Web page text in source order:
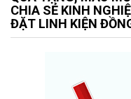
CHIA SẺ KINH
ĐẶT LINH KIỆN